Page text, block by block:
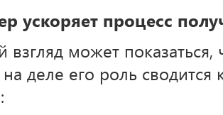
ускоряет процесс
взгляд может
деле его роль